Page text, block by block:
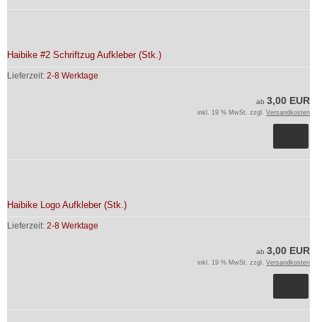
Haibike #2 Schriftzug Aufkleber (Stk.)
Lieferzeit: 2-8 Werktage
ab 3,00 EUR
inkl. 19 % MwSt. zzgl. Versandkosten
Haibike Logo Aufkleber (Stk.)
Lieferzeit: 2-8 Werktage
ab 3,00 EUR
inkl. 19 % MwSt. zzgl. Versandkosten